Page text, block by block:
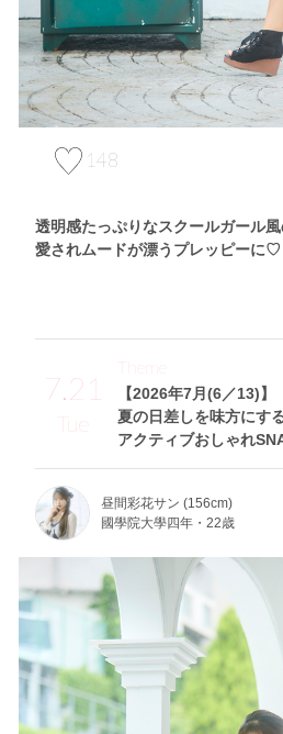
148
透明感たっぷりなスクールガール
愛されムードが漂うプレッピーに♡
7.21
Tue
【2026年7月(6／13)】
夏の日差しを味方にす
アクティブおしゃれ
Theme
昼間彩花サン (156cm)
國學院大學四年・22歳